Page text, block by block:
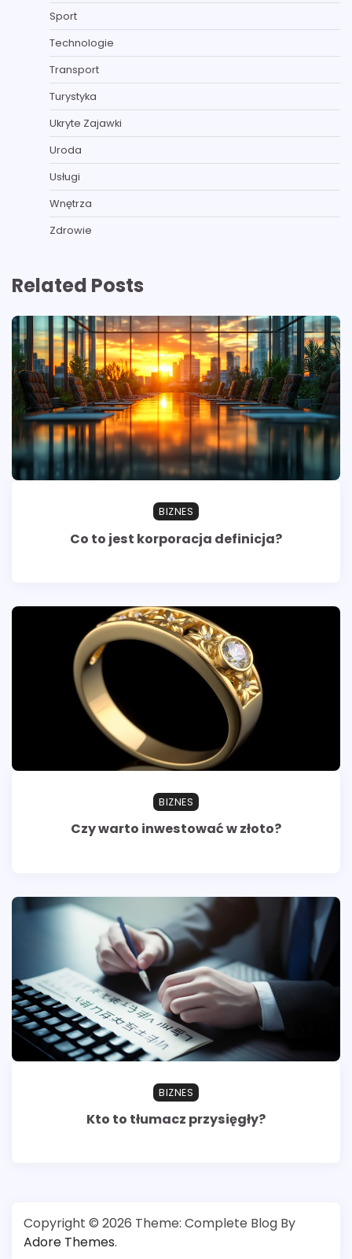
Sport
Technologie
Transport
Turystyka
Ukryte Zajawki
Uroda
Usługi
Wnętrza
Zdrowie
Related Posts
BIZNES
Co to jest korporacja definicja?
BIZNES
Czy warto inwestować w złoto?
BIZNES
Kto to tłumacz przysięgły?
Copyright © 2026 Theme: Complete Blog By
Adore Themes.